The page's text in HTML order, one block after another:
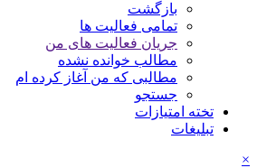
بازگشت
تمامی فعالیت ها
جریان فعالیت های من
مطالب خوانده نشده
مطالبی که من آغاز کرده ام
جستجو
تخته امتیازات
تبلیغات
×